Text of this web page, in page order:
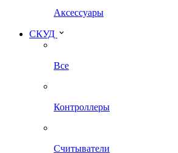
Аксессуары
СКУД
Все
Контроллеры
Считыватели